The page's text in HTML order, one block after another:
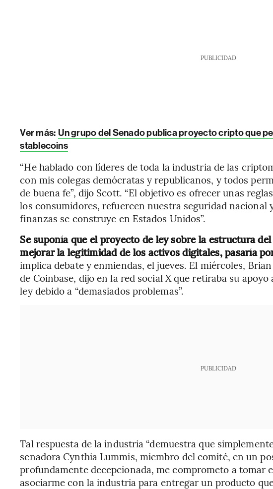
PUBLICIDAD
Ver más: Un grupo del Senado publica proyecto cripto que
stablecoins
“He hablado con líderes de toda la industria de las
con mis colegas demócratas y republicanos, y todos
de buena fe”, dijo Scott. “El objetivo es ofrecer unas
los consumidores, refuercen nuestra seguridad nacional
finanzas se construye en Estados Unidos”.
Se suponía que el proyecto de ley sobre la estructura
mejorar la legitimidad de los activos digitales, pasaría
implica debate y enmiendas, el jueves. El miércoles,
de Coinbase, dijo en la red social X que retiraba su
ley debido a “demasiados problemas”.
PUBLICIDAD
Tal respuesta de la industria “demuestra que
senadora Cynthia Lummis, miembro del comité, en un
profundamente decepcionada, me comprometo a tomar
asociarme con la industria para entregar un producto